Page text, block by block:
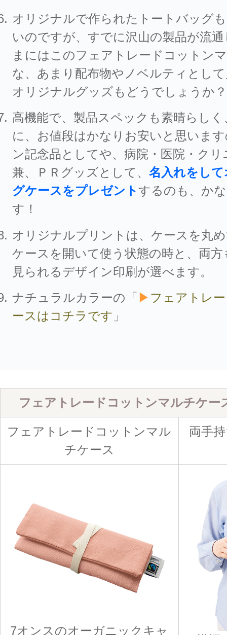
オリジナルで作られたトートバッグ
いのですが、すでに沢山の製品が流
まにはこのフェアトレードコットン
な、あまり配布物やノベルティとし
オリジナルグッズもどうでしょうか？
高機能で、製品スペックも素晴らし
に、お値段はかなりお安いと思いま
ン記念品としてや、病院・医院・ク
兼、ＰＲグッズとして、 名入れをし
グケースをプレゼントするのも、か
す！
オリジナルプリントは、ケースを丸
ケースを開いて使う状態の時と、両
見られるデザイン印刷が選べます。
ナチュラルカラーの「 ▶ フェアトレ
ースはコチラです 」
フェアトレードコットンマルチケ
フェアトレードコットンマル
チケース
両手
7オンスのオーガニックキャ